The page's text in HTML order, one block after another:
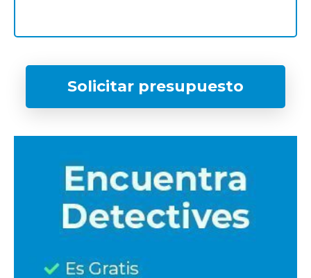
Solicitar presupuesto
¿Qué tipo de caso quieres investigar?